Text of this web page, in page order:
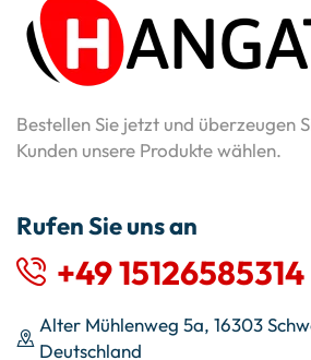
Bestellen Sie jetzt und überzeugen
Kunden unsere Produkte wählen.
Rufen Sie uns an
+49 15126585314
Alter Mühlenweg 5a, 16303
Deutschland